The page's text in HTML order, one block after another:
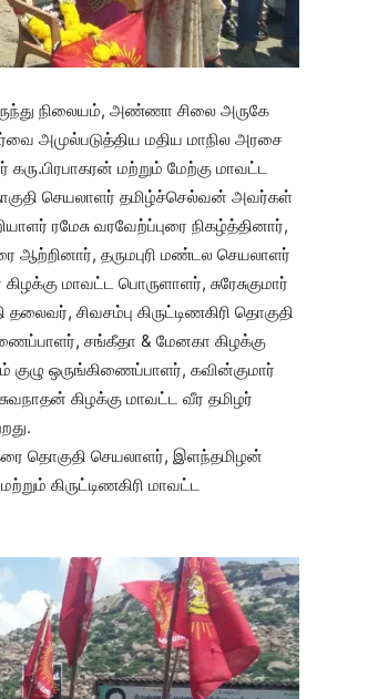
நிலையம், அண்ணா சிலை அருகே
அமுல்படுத்திய மதிய மாநில அரசை
மற்றும் மேற்கு மாவட்ட
செயலாளர் தமிழ்ச்செல்வன் அவர்கள்
ரமேசு வரவேற்ப்புரை நிகழ்த்தினார்,
ஆற்றினார், தருமபுரி மண்டல செயலாளர்
மாவட்ட பொருளாளர், சுரேசுகுமார்
சிவசம்பு கிருட்டிணகிரி தொகுதி
சங்கீதா & மேனகா கிழக்கு
ஒருங்கிணைப்பாளர், கவின்குமார்
கிழக்கு மாவட்ட வீர தமிழர்
தொகுதி செயலாளர், இளந்தமிழன்
கிருட்டிணகிரி மாவட்ட